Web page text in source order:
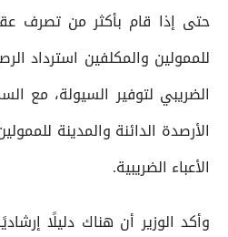
حتى إذا قام بأكثر من تصرف
للممولين والمكلفين استرداد
الضريبي لتوفير السيولة، مع
الأرصدة الدائنة والمدينة
الأعباء الضريبية.
وأكد الوزير أن هناك دليلًا